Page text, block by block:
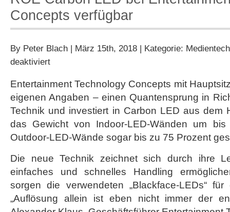
Concepts verfügbar
By Peter Blach | März 15th, 2018 | Kategorie:
deaktiviertfür
LED
bei
Technology
Concepts
verfügbar
Entertainment Technology Concepts mit
eigenen Angaben – einen Quantensprung in
Technik und investiert in Carbon LED aus dem
das Gewicht von Indoor-LED-Wänden um
Outdoor-LED-Wände sogar bis zu 75 Prozent
Die neue Technik zeichnet sich durch ihre
einfaches und schnelles Handling
sorgen die verwendeten „Blackface-LEDs“
„Auflösung allein ist eben nicht immer der